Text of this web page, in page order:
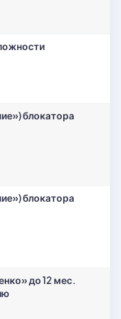
блокатора
блокатора
до 12 мес.